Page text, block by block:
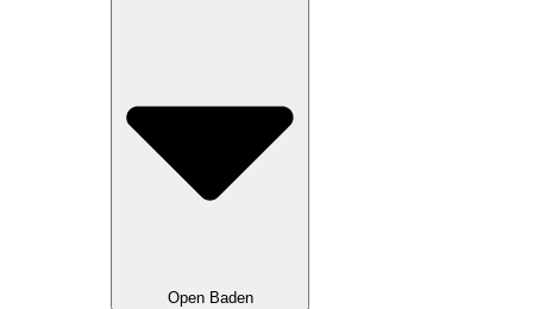
Open Baden